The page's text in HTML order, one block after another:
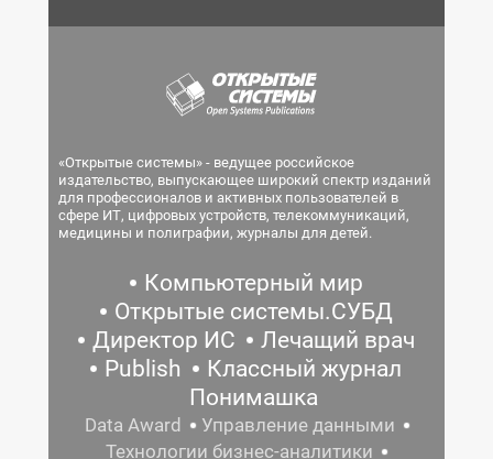
«Открытые системы» - ведущее российское
издательство, выпускающее широкий спектр изданий
для профессионалов и активных пользователей в
сфере ИТ, цифровых устройств, телекоммуникаций,
медицины и полиграфии, журналы для детей.
Компьютерный мир
Открытые системы.СУБД
Директор ИС
Лечащий врач
Publish
Классный журнал
Понимашка
Data Award
Управление данными
Технологии бизнес-аналитики